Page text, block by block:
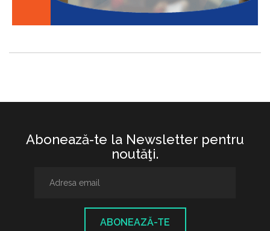
Abonează-te la Newsletter pentru
noutăţi.
ABONEAZĂ-TE